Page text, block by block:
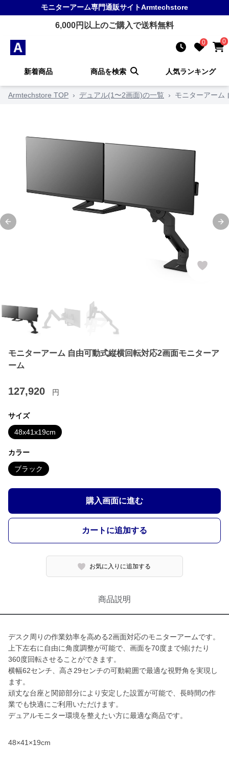
モニターアーム専門通販サイトArmtechstore
6,000円以上のご購入で送料無料
0 0
新着商品 商品を検索 人気ランキング
Armtechstore TOP › デュアル(1〜2画面)の一覧 › モニターアーム
Previous slide
モニターアーム 自由可動式縦横回転対応2画面モニターア
ーム
127,920 円
サイズ
48x41x19cm
カラー
ブラック
購入画面に進む
カートに追加する
お気に入りに追加する
商品説明
デスク周りの作業効率を高める2画面対応のモニターアームです。
上下左右に自由に角度調整が可能で、画面を70度まで傾けたり
360度回転させることができます。
横幅62センチ、高さ29センチの可動範囲で最適な視野角を実現し
ます。
頑丈な台座と関節部分により安定した設置が可能で、長時間の作
業でも快適にご利用いただけます。
デュアルモニター環境を整えたい方に最適な商品です。
48×41×19cm